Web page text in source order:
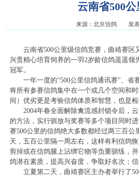
云南省500
来源：北京信鸽 发表
云南省500公里级信鸽竞赛，曲靖赛区
兴贵精心培育饲养的一羽2岁龄信鸽遥遥
冠军。
一年一度的“500公里信鸽通讯赛”、省
将所有参赛信鸽集中在一个或几个空间和
间）优劣更是考验信鸽体质和智慧，也是
2004年春全面解除禽流感封锁令后，云
的方法，实行驯放与奖赛等多个项目同时
赛500公里的信鸽绝大多数都经过两三百
天，五百公里隔一周左右，这样有利信鸽
剪掉或在信鸽腿上沾绑它物等负重驯练，
鸽潜在素质，提高兴奋度，争取好名次；
立夏第二天，曲靖赛区主办者举行了500